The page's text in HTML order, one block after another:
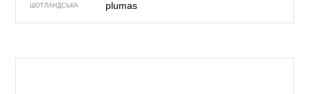
ШОТЛАНДСЬКА plumas